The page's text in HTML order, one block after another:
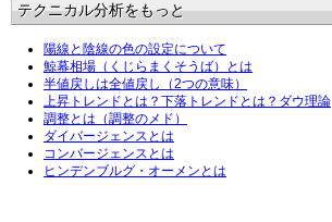
テクニカル分析をもっと
陽線と陰線の色の設定について
鯨幕相場（くじらまくそうば）とは
半値戻しは全値戻し（2つの意味）
上昇トレンドとは？下落トレンドとは？ダウ理論
調整とは（調整のメド）
ダイバージェンスとは
コンバージェンスとは
ヒンデンブルグ・オーメンとは